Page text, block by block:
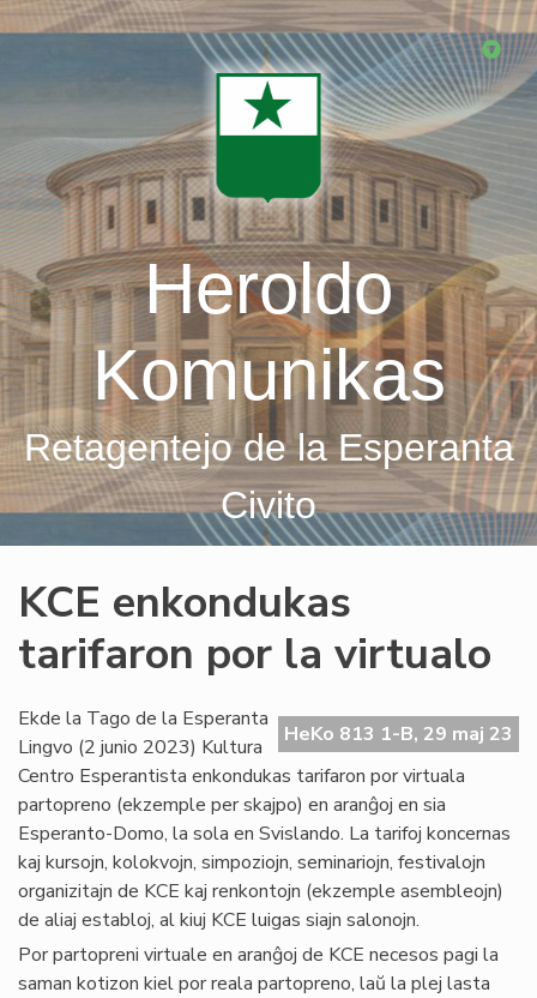
Skip
Heroldo
Komunikas
Retagentejo de la Esperanta
Civito
KCE enkondukas
tarifaron por la virtualo
HeKo 813 1-B, 29 maj 23
Ekde la Tago de la Esperanta
Lingvo (2 junio 2023) Kultura
Centro Esperantista enkondukas tarifaron por virtuala
partopreno (ekzemple per skajpo) en aranĝoj en sia
Esperanto-Domo, la sola en Svislando. La tarifoj koncernas
kaj kursojn, kolokvojn, simpoziojn, seminariojn, festivalojn
organizitajn de KCE kaj renkontojn (ekzemple asembleojn)
de aliaj establoj, al kiuj KCE luigas siajn salonojn.
Por partopreni virtuale en aranĝoj de KCE necesos pagi la
saman kotizon kiel por reala partopreno, laŭ la plej lasta